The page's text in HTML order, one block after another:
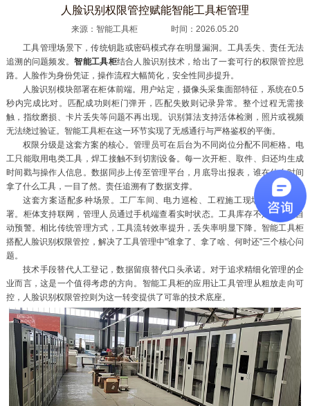
人脸识别权限管控赋能智能工具柜管理
来源：智能工具柜 时间：2026.05.20
工具管理场景下，传统钥匙或密码模式存在明显漏洞。工具丢失、责任无法
追溯的问题频发。智能工具柜结合人脸识别技术，给出了一套可行的权限管控思
路。人脸作为身份凭证，操作流程大幅简化，安全性同步提升。
人脸识别模块部署在柜体前端。用户站定，摄像头采集面部特征，系统在0.5
秒内完成比对。匹配成功则柜门弹开，匹配失败则记录异常。整个过程无需接
触，指纹磨损、卡片丢失等问题不再出现。识别算法支持活体检测，照片或视频
无法绕过验证。智能工具柜在这一环节实现了无感通行与严格鉴权的平衡。
权限分级是这套方案的核心。管理员可在后台为不同岗位分配不同柜格。电
工只能取用电类工具，焊工接触不到切割设备。每一次开柜、取件、归还均生成
时间戳与操作人信息。数据同步上传至管理平台，月底导出报表，谁在什么时间
拿了什么工具，一目了然。责任追溯有了数据支撑。
这套方案适配多种场景。工厂车间、电力巡检、工程施工现场均可落地部
署。柜体支持联网，管理人员通过手机端查看实时状态。工具库存不足时系统自
动预警。相比传统管理方式，工具流转效率提升，丢失率明显下降。智能工具柜
搭配人脸识别权限管控，解决了工具管理中"谁拿了、拿了啥、何时还"三个核心问
题。
技术手段替代人工登记，数据留痕替代口头承诺。对于追求精细化管理的企
业而言，这是一个值得考虑的方向。智能工具柜的应用让工具管理从粗放走向可
控，人脸识别权限管控则为这一转变提供了可靠的技术底座。